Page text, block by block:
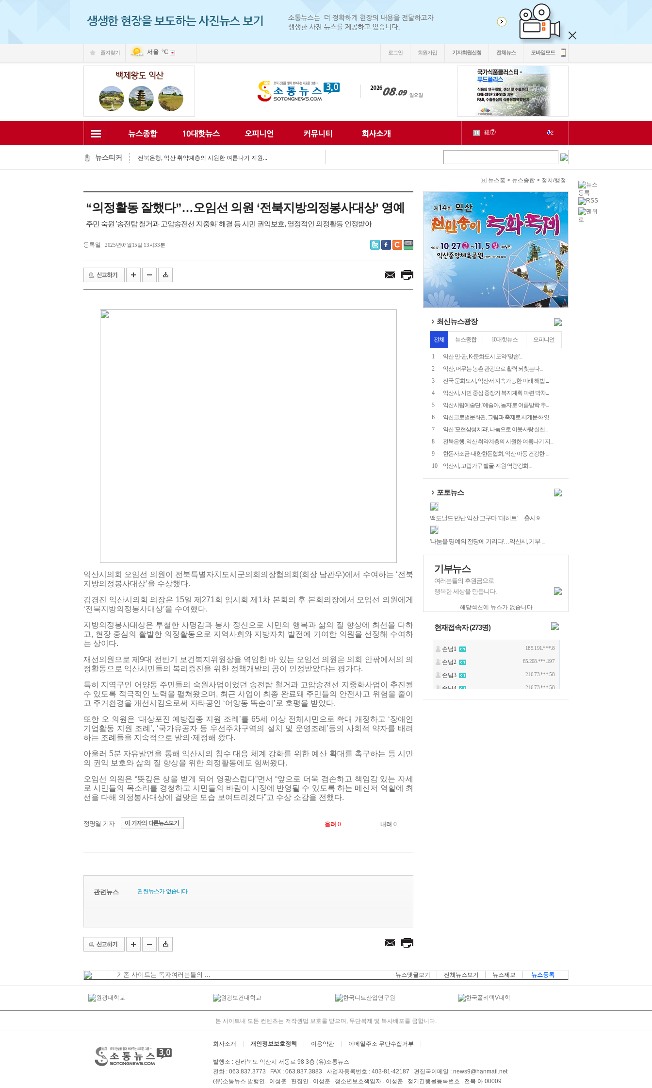
즐겨찾기 서울 °C 로그인 회원가입 기자회원신청 전체뉴스 모바일모드
1 cctv
1
3
chlwntjd
4 22
3
1
2
7
源
1
泥
5
二쇱감
10
紐⑦ 2
뉴스티커
익산 민-관, K-문화도시 도약 '맞손'
익산, 머무는 농촌 관광으로 활력 되찾는다...
전국 문화도시, 익산서 지속가능한 미래 해법 모색...
익산시, 시민 중심 중장기 복지계획 마련 박차...
익산시립예술단, '예술아, 놀자'로 여름방학 추억 선...
익산시, 8월 안전점검의 날 민관 합동 캠페인 펼쳐...
익산글로벌문화관, 그림과 축제로 세계문화 잇다...
전북은행, 익산 취약계층의 시원한 여름나기 지원...
익산 민-관, K-문화도시 도약 '맞손'
뉴스홈 > 뉴스종합 > 정치/행정
“의정활동 잘했다”…오임선 의원 ‘전북지방의정봉사대상’ 영예
주민 숙원 '송전탑 철거과 고압송전선 지중화' 해결 등 시민 권익보호, 열정적인 의정활동 인정받아
등록일 2025년07월15일 13시33분
익산시의회 오임선 의원이 전북특별자치도시군의회의장협의회(회장 남관우)에서 수여하는 ‘전북
지방의정봉사대상’을 수상했다.
김경진 익산시의회 의장은 15일 제271회 임시회 제1차 본회의 후 본회의장에서 오임선 의원에게
‘전북지방의정봉사대상’을 수여했다.
지방의정봉사대상은 투철한 사명감과 봉사 정신으로 시민의 행복과 삶의 질 향상에 최선을 다하
고, 현장 중심의 활발한 의정활동으로 지역사회와 지방자치 발전에 기여한 의원을 선정해 수여하
는 상이다.
재선의원으로 제9대 전반기 보건복지위원장을 역임한 바 있는 오임선 의원은 의회 안팎에서의 의
정활동으로 익산시민들의 복리증진을 위한 정책개발의 공이 인정받았다는 평가다.
특히 지역구인 어양동 주민들의 숙원사업이었던 송전탑 철거과 고압송전선 지중화사업이 추진될
수 있도록 적극적인 노력을 펼쳐왔으며, 최근 사업이 최종 완료돼 주민들의 안전사고 위험을 줄이
고 주거환경을 개선시킴으로써 자타공인 ‘어양동 똑순이’로 호평을 받았다.
또한 오 의원은 ‘대상포진 예방접종 지원 조례’를 65세 이상 전체시민으로 확대 개정하고 ‘장애인
기업활동 지원 조례’, ‘국가유공자 등 우선주차구역의 설치 및 운영조례’등의 사회적 약자를 배려
하는 조례들을 지속적으로 발의·제정해 왔다.
아울러 5분 자유발언을 통해 익산시의 침수 대응 체계 강화를 위한 예산 확대를 촉구하는 등 시민
의 권익 보호와 삶의 질 향상을 위한 의정활동에도 힘써왔다.
오임선 의원은 “뜻깊은 상을 받게 되어 영광스럽다”면서 “앞으로 더욱 겸손하고 책임감 있는 자세
로 시민들의 목소리를 경청하고 시민들의 바람이 시정에 반영될 수 있도록 하는 메신저 역할에 최
선을 다해 의정봉사대상에 걸맞은 모습 보여드리겠다”고 수상 소감을 전했다.
정명열 기자 올려 0 내려 0
관련뉴스 - 관련뉴스가 없습니다.
최신뉴스광장
전체 뉴스종합 10대핫뉴스 오피니언
1
익산 민-관, K-문화도시 도약 '맞손'...
2
익산, 머무는 농촌 관광으로 활력 되찾는다...
3
전국 문화도시, 익산서 지속가능한 미래 해법 ...
4
익산시, 시민 중심 중장기 복지계획 마련 박차...
5
익산시립예술단, '예술아, 놀자'로 여름방학 추...
6
익산글로벌문화관, 그림과 축제로 세계문화 잇...
7
익산 '모현삼성치과', 나눔으로 이웃사랑 실천...
8
전북은행, 익산 취약계층의 시원한 여름나기 지...
9
한돈자조금·대한한돈협회, 익산 아동 건강한 ...
10
익산시, 고립가구 발굴·지원 역량강화...
포토뉴스
맥도날드 만난 익산 고구마 ‘대히트’…출시 9...
'나눔을 명예의 전당에 기리다'…익산시, 기부 ...
기부뉴스
여러분들의 후원금으로
행복한 세상을 만듭니다.
해당섹션에 뉴스가 없습니다
현재접속자 (273명)
기존 사이트는 독자여러분들의 ... 뉴스댓글보기 전체뉴스보기 뉴스제보 뉴스등록
본 사이트내 모든 컨텐츠는 저작권법 보호를 받으며, 무단복제 및 복사배포를 금합니다.
회사소개 개인정보보호정책 이용약관 이메일주소 무단수집거부
발행소 : 전라북도 익산시 서동로 98 3층 (유)소통뉴스
전화 : 063.837.3773 FAX : 063.837.3883 사업자등록번호 : 403-81-42187 편집국이메일 : news9@hanmail.net
(유)소통뉴스 발행인 : 이성춘 편집인 : 이성춘 청소년보호책임자 : 이성춘 정기간행물등록번호 : 전북 아 00009